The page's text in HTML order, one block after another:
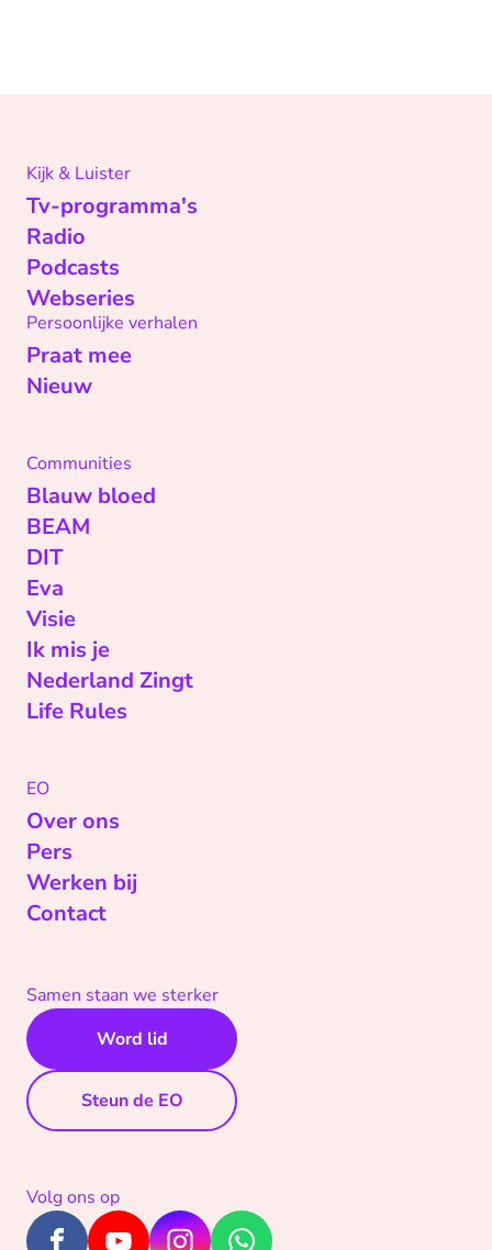
Kijk & Luister
Tv-programma's
Radio
Podcasts
Webseries
Persoonlijke verhalen
Praat mee
Nieuw
Communities
Blauw bloed
BEAM
DIT
Eva
Visie
Ik mis je
Nederland Zingt
Life Rules
EO
Over ons
Pers
Werken bij
Contact
Samen staan we sterker
Word lid
Steun de EO
Volg ons op